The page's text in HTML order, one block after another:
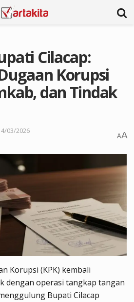
Cilacap:
Korupsi
dan Tindak
03/2026
AA
Korupsi (KPK) kembali
dengan operasi tangkap tangan
Bupati Cilacap